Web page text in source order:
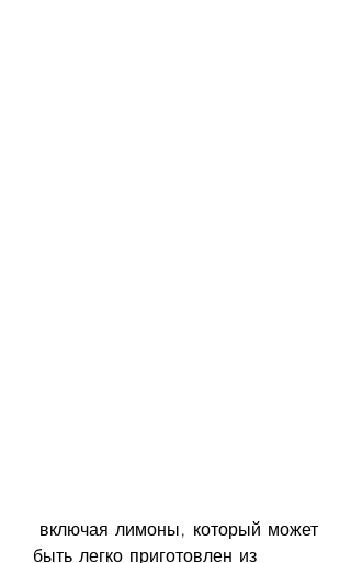
быть легко приготовлен из